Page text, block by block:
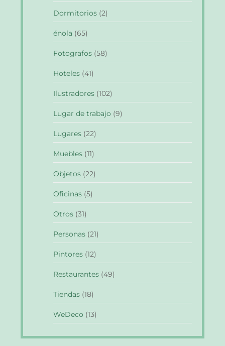
Dormitorios (2)
énola (65)
Fotografos (58)
Hoteles (41)
Ilustradores (102)
Lugar de trabajo (9)
Lugares (22)
Muebles (11)
Objetos (22)
Oficinas (5)
Otros (31)
Personas (21)
Pintores (12)
Restaurantes (49)
Tiendas (18)
WeDeco (13)